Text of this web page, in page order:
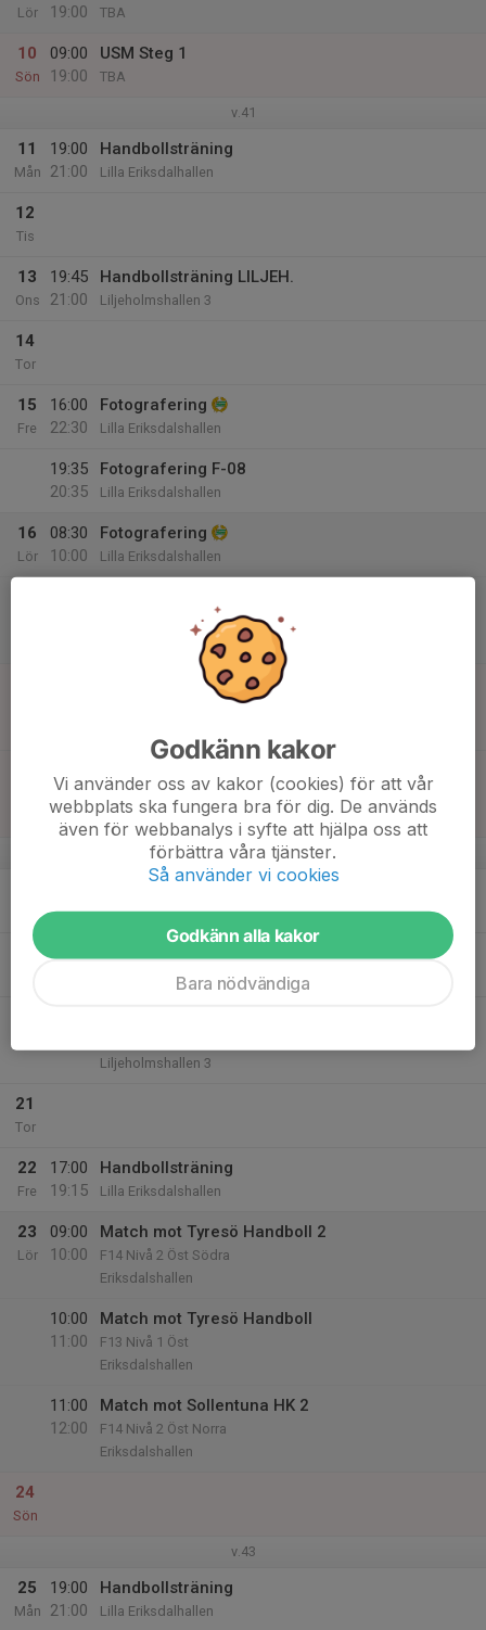
Lör
19:00
TBA
10
Sön
09:00
19:00
USM Steg 1
TBA
v.41
11
Mån
19:00
21:00
Handbollsträning
Lilla Eriksdalhallen
12
Tis
13
Ons
19:45
21:00
Handbollsträning LILJEH.
Liljeholmshallen 3
14
Tor
15
Fre
16:00
22:30
Fotografering
Lilla Eriksdalshallen
19:35
20:35
Fotografering F-08
Lilla Eriksdalshallen
16
Lör
08:30
10:00
Fotografering
Lilla Eriksdalshallen
F14 Nivå 2 Öst Södra
Match mot Skuru IK
18:45
F14 Nivå 2 Öst Norra
Ekhammarhallen
v.42
20:00
Tulegatan 23, Sundbyberg (B.U.C)
Liljeholmshallen 3
21
Tor
22
Fre
17:00
19:15
Handbollsträning
Lilla Eriksdalshallen
23
Lör
09:00
10:00
Match mot Tyresö Handboll 2
F14 Nivå 2 Öst Södra
Eriksdalshallen
10:00
11:00
Match mot Tyresö Handboll
F13 Nivå 1 Öst
Eriksdalshallen
11:00
12:00
Match mot Sollentuna HK 2
F14 Nivå 2 Öst Norra
Eriksdalshallen
24
Sön
v.43
25
Mån
19:00
21:00
Handbollsträning
Lilla Eriksdalhallen
Godkänn kakor
Vi använder oss av kakor (cookies) för att vår
webbplats ska fungera bra för dig. De används
även för webbanalys i syfte att hjälpa oss att
förbättra våra tjänster.
Så använder vi cookies
Godkänn alla kakor
Bara nödvändiga